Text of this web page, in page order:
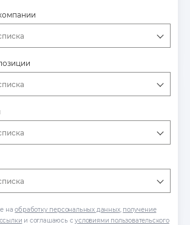
наобработку персональных данных, получение
и соглашаюсь сусловиями пользовательского